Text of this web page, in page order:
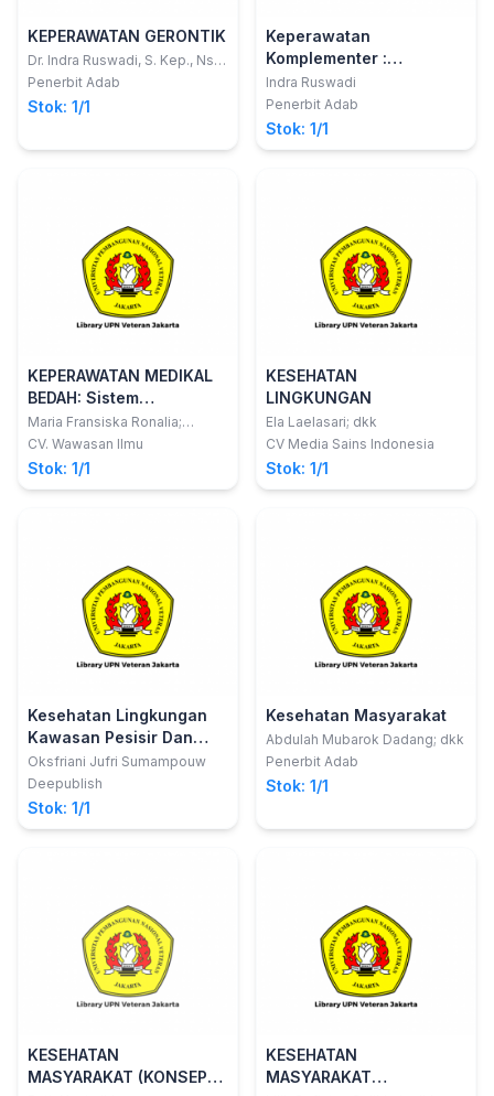
KEPERAWATAN GERONTIK
Dr. Indra Ruswadi, S. Kep., Ns.,
M.PH; Evi Supriatun, S.Kep.,
Penerbit Adab
Stok: 1/1
Keperawatan
Komplementer :
Pendekatan Holistik
Untuk Perawat Dan
Mahasiswa Keperawatan
Indra Ruswadi
Penerbit Adab
Stok: 1/1
KEPERAWATAN MEDIKAL
BEDAH: Sistem
Muskuloskeletal,
Integumen, Persepsi
Sensori dan Persarafan
Maria Fransiska Ronalia;
Fransisca Debby Christine
CV. Wawasan Ilmu
Stok: 1/1
KESEHATAN
LINGKUNGAN
Ela Laelasari; dkk
CV Media Sains Indonesia
Stok: 1/1
Kesehatan Lingkungan
Kawasan Pesisir Dan
Kepulauan
Oksfriani Jufri Sumampouw
Deepublish
Stok: 1/1
Kesehatan Masyarakat
Abdulah Mubarok Dadang; dkk
Penerbit Adab
Stok: 1/1
KESEHATAN
MASYARAKAT (KONSEP
KESEHATAN
MASYARAKAT